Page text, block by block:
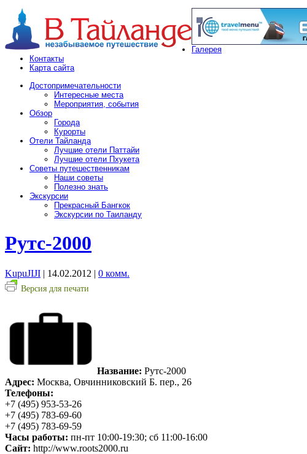
Галерея
Контакты
Карта сайта
Достопримечательности
Интересные места
Мероприятия, события
Обзор
Города
Курорты
Отели Тайланда
Лучшие отели Паттайи
Лучшие отели Пхукета
Советы путешественникам
Наши советы
Полезно знать
Экскурсии
Прекрасный Бангкок
Экскурсии по Таиланду
Рутс-2000
KupuJIJI | 14.02.2012 | 0 комм.
Версия для печати
Название: Рутс-2000
Адрес: Москва, Овчинниковский Б. пер., 26
Телефоны:
+7 (495) 953-53-26
+7 (495) 783-69-60
+7 (495) 783-69-59
Часы работы: пн-пт 10:00-19:30; сб 11:00-16:00
Сайт: http://www.roots2000.ru